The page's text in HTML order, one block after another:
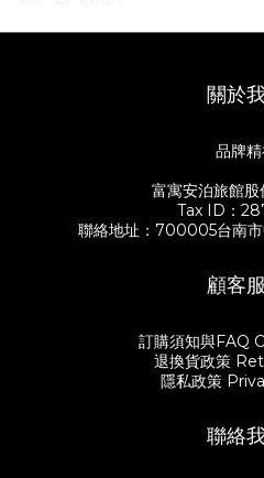
關於
品牌
富寓安泊旅館股
Tax ID：
聯絡地址：700005台南市
顧客
訂購須知與FAQ
退換貨政策
隱私政策
聯絡